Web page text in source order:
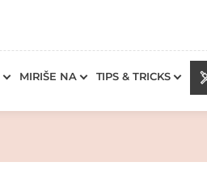
MIRIŠE NA TIPS & TRICKS